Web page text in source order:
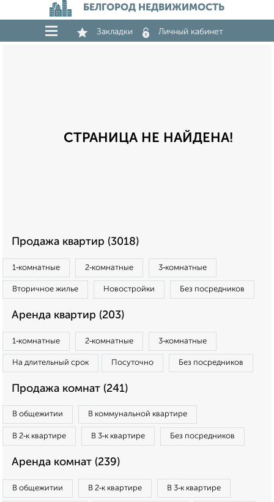
БЕЛГОРОД НЕДВИЖИМОСТЬ
Закладки Личный кабинет
СТРАНИЦА НЕ НАЙДЕНА!
Продажа квартир (3018)
1‑комнатные 2‑комнатные 3‑комнатные
Вторичное жилье Новостройки Без посредников
Аренда квартир (203)
1‑комнатные 2‑комнатные 3‑комнатные
На длительный срок Посуточно Без посредников
Продажа комнат (241)
В общежитии В коммунальной квартире
В 2‑к квартире В 3‑к квартире Без посредников
Аренда комнат (239)
В общежитии В 2‑к квартире В 3‑к квартире